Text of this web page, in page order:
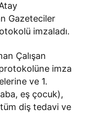
Gazeteciler
imzaladı.
Çalışan
imza
ve 1.
eş çocuk),
diş tedavi ve